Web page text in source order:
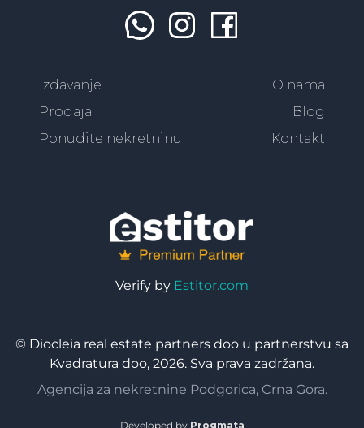
Izdavanje
Prodaja
Ponudite nekretninu
O nama
Blog
Kontakt
Verify by Estitor.com
© Diocleia real estate partners doo u partnerstvu sa
Kvadratura doo, 2026. Sva prava zadržana.
Agencija za nekretnine Podgorica, Crna Gora.
Developed by Progmata